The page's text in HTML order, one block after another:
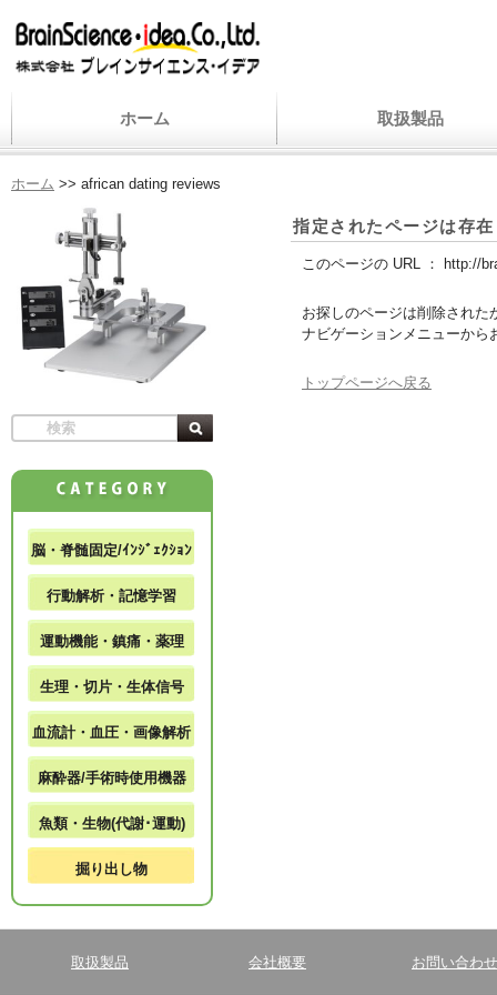
ホーム 取扱製品
ホーム >> african dating reviews
指定されたページは存
このページの URL ： http://
お探しのページは削除された
ナビゲーションメニューから
トップページへ戻る
脳・脊髄固定/ｲﾝｼﾞｪｸｼｮﾝ
行動解析・記憶学習
運動機能・鎮痛・薬理
生理・切片・生体信号
血流計・血圧・画像解析
麻酔器/手術時使用機器
魚類・生物(代謝･運動)
掘り出し物
取扱製品 会社概要 お問い合わせ